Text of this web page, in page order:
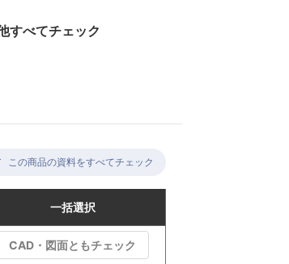
すべてチェック
この商品の資料をすべてチェック
一括選択
CAD・図面ともチェック